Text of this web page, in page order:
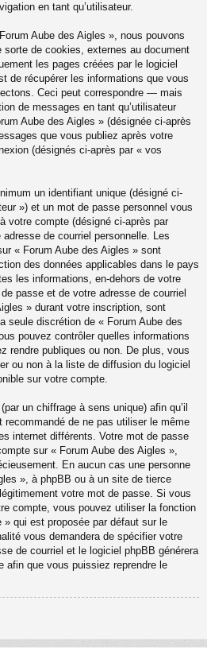
en tant qu’utilisateur.
Aube des Aigles », nous pouvons
sorte de cookies, externes au document
les pages créées par le logiciel
de récupérer les informations que vous
Ceci peut correspondre — mais
de messages en tant qu’utilisateur
Aube des Aigles » (désignée ci-après
que vous publiez après votre
(désignés ci-après par « vos
un identifiant unique (désigné ci-
») et un mot de passe personnel vous
votre compte (désigné ci-après par
de courriel personnelle. Les
« Forum Aube des Aigles » sont
des données applicables dans le pays
les informations, en-dehors de votre
passe et de votre adresse de courriel
» durant votre inscription, sont
seule discrétion de « Forum Aube des
pouvez contrôler quelles informations
rendre publiques ou non. De plus, vous
ou non à la liste de diffusion du logiciel
sur votre compte.
un chiffrage à sens unique) afin qu’il
de ne pas utiliser le même
internet différents. Votre mot de passe
sur « Forum Aube des Aigles »,
En aucun cas une personne
», à phpBB ou à un site de tierce
votre mot de passe. Si vous
compte, vous pouvez utiliser la fonction
» qui est proposée par défaut sur le
vous demandera de spécifier votre
de courriel et le logiciel phpBB générera
afin que vous puissiez reprendre le